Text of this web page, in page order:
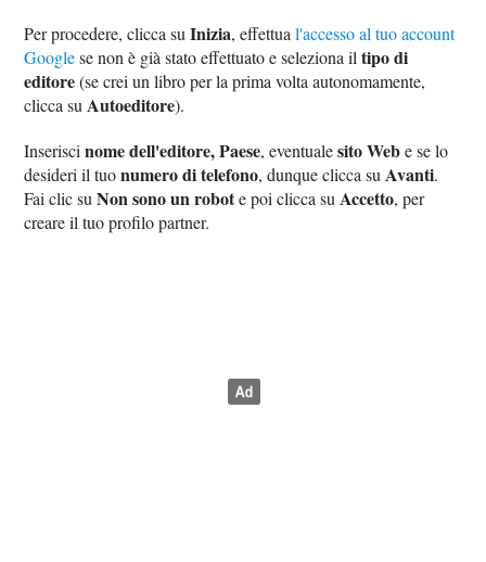
Per procedere, clicca suInizia, effettual'accesso al tuo account
Googlese non è già stato effettuato e seleziona iltipo di
editore(se crei un libro per la prima volta autonomamente,
clicca su Autoeditore).
Inseriscinome dell'editore, Paese, eventualesito Webe se lo
desideri il tuonumero di telefono, dunque clicca su Avanti.
Fai clic suNon sono un robote poi clicca su Accetto, per
creare il tuo profilo partner.